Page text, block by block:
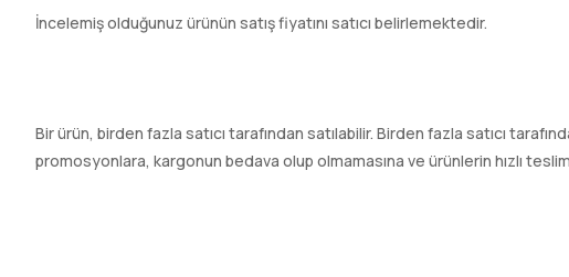
İncelemiş olduğunuz ürünün satış fiyatını satıcı belirlemektedir.
Bir ürün, birden fazla satıcı tarafından satılabilir. Birden fazla satıcı
promosyonlara, kargonun bedava olup olmamasına ve ürünlerin hızlı